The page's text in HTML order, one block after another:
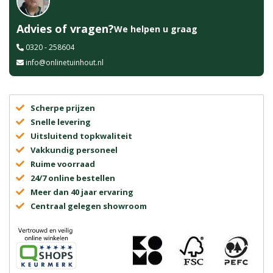
Advies of vragen?We helpen u graag
0320 - 258604
info@onlinetuinhout.nl
Scherpe prijzen
Snelle levering
Uitsluitend topkwaliteit
Vakkundig personeel
Ruime voorraad
24/7 online bestellen
Meer dan 40 jaar ervaring
Centraal gelegen showroom